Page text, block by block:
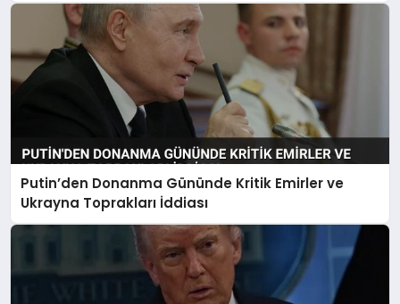
Putin’den Donanma Gününde Kritik Emirler ve
Ukrayna Toprakları İddiası